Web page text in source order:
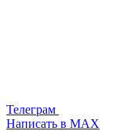
Телеграм
Написать в МАХ